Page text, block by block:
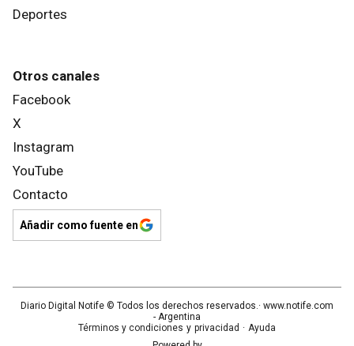
Deportes
Otros canales
Facebook
X
Instagram
YouTube
Contacto
Añadir como fuente en
Diario Digital Notife © Todos los derechos reservados.· www.notife.com
- Argentina
Términos y condiciones y privacidad · Ayuda